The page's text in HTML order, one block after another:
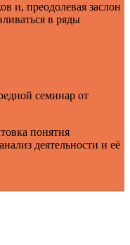
и, преодолевая заслон
в ряды
семинар от
понятия
деятельности и её